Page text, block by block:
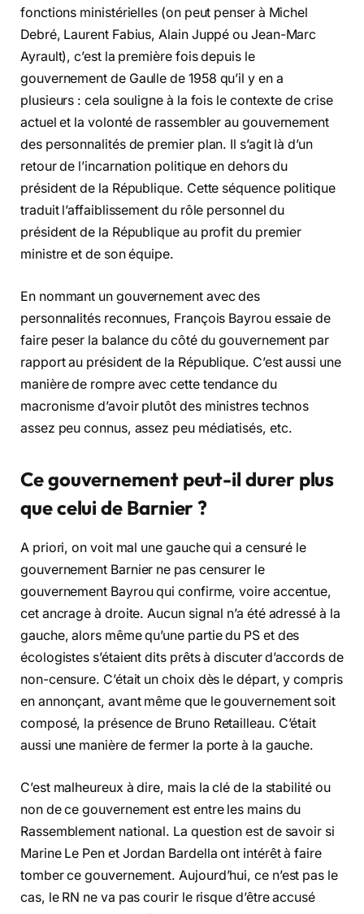
fonctions ministérielles (on peut penser à Michel
Debré, Laurent Fabius, Alain Juppé ou Jean-Marc
Ayrault), c’est la première fois depuis le
gouvernement de Gaulle de 1958 qu’il y en a
plusieurs : cela souligne à la fois le contexte de crise
actuel et la volonté de rassembler au gouvernement
des personnalités de premier plan. Il s’agit là d’un
retour de l’incarnation politique en dehors du
président de la République. Cette séquence politique
traduit l’affaiblissement du rôle personnel du
président de la République au profit du premier
ministre et de son équipe.
En nommant un gouvernement avec des
personnalités reconnues, François Bayrou essaie de
faire peser la balance du côté du gouvernement par
rapport au président de la République. C’est aussi une
manière de rompre avec cette tendance du
macronisme d’avoir plutôt des ministres technos
assez peu connus, assez peu médiatisés, etc.
Ce gouvernement peut-il durer plus
que celui de Barnier ?
A priori, on voit mal une gauche qui a censuré le
gouvernement Barnier ne pas censurer le
gouvernement Bayrou qui confirme, voire accentue,
cet ancrage à droite. Aucun signal n’a été adressé à la
gauche, alors même qu’une partie du PS et des
écologistes s’étaient dits prêts à discuter d’accords de
non-censure. C’était un choix dès le départ, y compris
en annonçant, avant même que le gouvernement soit
composé, la présence de Bruno Retailleau. C’était
aussi une manière de fermer la porte à la gauche.
C’est malheureux à dire, mais la clé de la stabilité ou
non de ce gouvernement est entre les mains du
Rassemblement national. La question est de savoir si
Marine Le Pen et Jordan Bardella ont intérêt à faire
tomber ce gouvernement. Aujourd’hui, ce n’est pas le
cas, le RN ne va pas courir le risque d’être accusé